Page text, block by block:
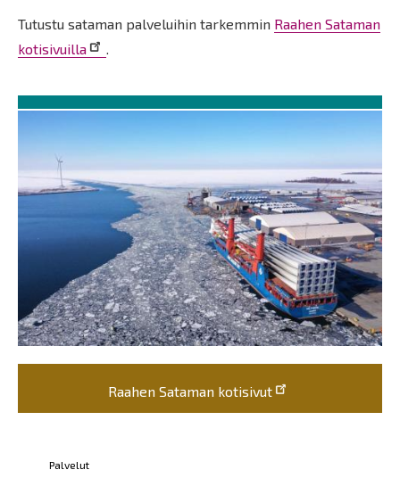
Kohderyhmät
Palvelut
Tutustu sataman palveluihin tarkemmin Raahen Sataman
kotisivuilla
.
Raahen Sataman kotisivut